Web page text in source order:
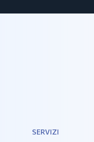
SERVIZI